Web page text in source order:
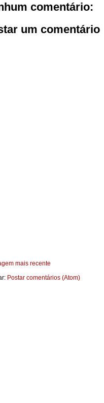
comentário:
um comentário
mais recente
Postar comentários (Atom)